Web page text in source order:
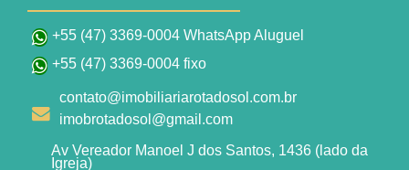
+55 (47) 3369-0004 WhatsApp Aluguel
+55 (47) 3369-0004 fixo
contato@imobiliariarotadosol.com.br
imobrotadosol@gmail.com
Av Vereador Manoel J dos Santos, 1436 (lado da
Igreja)